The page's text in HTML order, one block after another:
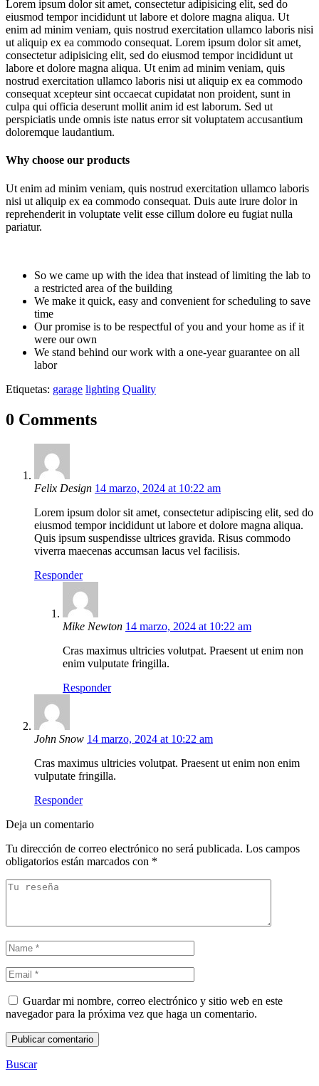
Lorem ipsum dolor sit amet, consectetur adipisicing elit, sed do
eiusmod tempor incididunt ut labore et dolore magna aliqua. Ut
enim ad minim veniam, quis nostrud exercitation ullamco laboris nisi
ut aliquip ex ea commodo consequat. Lorem ipsum dolor sit amet,
consectetur adipisicing elit, sed do eiusmod tempor incididunt ut
labore et dolore magna aliqua. Ut enim ad minim veniam, quis
nostrud exercitation ullamco laboris nisi ut aliquip ex ea commodo
consequat xcepteur sint occaecat cupidatat non proident, sunt in
culpa qui officia deserunt mollit anim id est laborum. Sed ut
perspiciatis unde omnis iste natus error sit voluptatem accusantium
doloremque laudantium.
Why choose our products
Ut enim ad minim veniam, quis nostrud exercitation ullamco laboris
nisi ut aliquip ex ea commodo consequat. Duis aute irure dolor in
reprehenderit in voluptate velit esse cillum dolore eu fugiat nulla
pariatur.
So we came up with the idea that instead of limiting the lab to
a restricted area of ​​the building
We make it quick, easy and convenient for scheduling to save
time
Our promise is to be respectful of you and your home as if it
were our own
We stand behind our work with a one-year guarantee on all
labor
Etiquetas: garage lighting Quality
0 Comments
Felix Design 14 marzo, 2024 at 10:22 am
Lorem ipsum dolor sit amet, consectetur adipiscing elit, sed do
eiusmod tempor incididunt ut labore et dolore magna aliqua.
Quis ipsum suspendisse ultrices gravida. Risus commodo
viverra maecenas accumsan lacus vel facilisis.
Responder
Mike Newton 14 marzo, 2024 at 10:22 am
Cras maximus ultricies volutpat. Praesent ut enim non
enim vulputate fringilla.
Responder
John Snow 14 marzo, 2024 at 10:22 am
Cras maximus ultricies volutpat. Praesent ut enim non enim
vulputate fringilla.
Responder
Deja un comentario
Tu dirección de correo electrónico no será publicada. Los campos
obligatorios están marcados con *
Guardar mi nombre, correo electrónico y sitio web en este
navegador para la próxima vez que haga un comentario.
Publicar comentario
Buscar